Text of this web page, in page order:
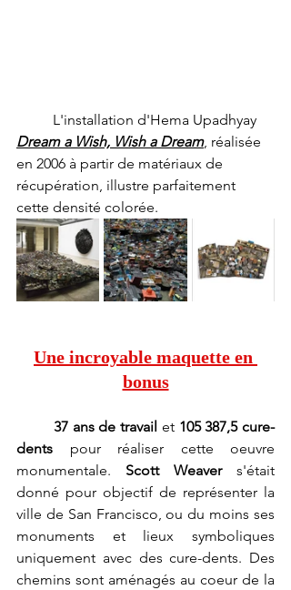
	L'installation d'Hema Upadhyay
Dream a Wish, Wish a Dream, réalisée
en 2006 à partir de matériaux de
récupération, illustre parfaitement
cette densité colorée.
Une incroyable maquette en
bonus
37 ans de travail et 105 387,5 cure-
dents pour réaliser cette oeuvre
monumentale. Scott Weaver s'était
donné pour objectif de représenter la
ville de San Francisco, ou du moins ses
monuments et lieux symboliques
uniquement avec des cure-dents. Des
chemins sont aménagés au coeur de la